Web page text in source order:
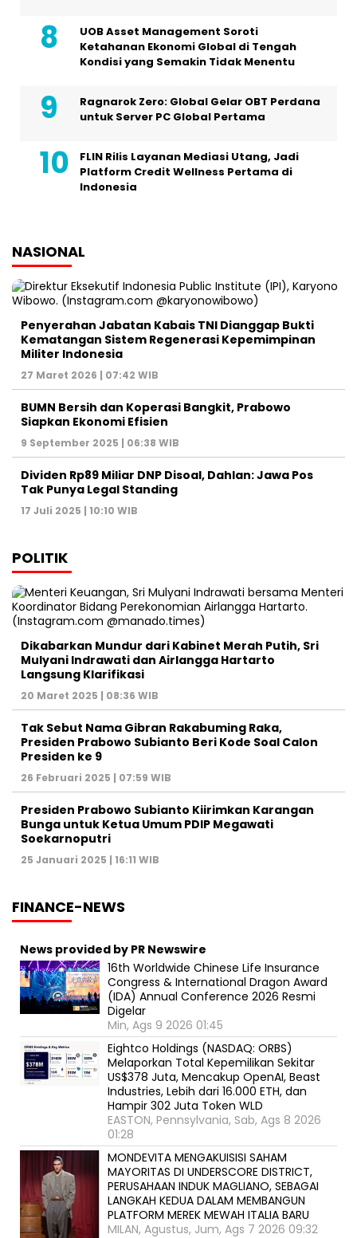
UOB Asset Management Soroti
Ketahanan Ekonomi Global di Tengah
Kondisi yang Semakin Tidak Menentu
Ragnarok Zero: Global Gelar OBT Perdana
untuk Server PC Global Pertama
FLIN Rilis Layanan Mediasi Utang, Jadi
Platform Credit Wellness Pertama di
Indonesia
NASIONAL
Penyerahan Jabatan Kabais TNI Dianggap Bukti
Kematangan Sistem Regenerasi Kepemimpinan
Militer Indonesia
27 Maret 2026 | 07:42 WIB
BUMN Bersih dan Koperasi Bangkit, Prabowo
Siapkan Ekonomi Efisien
9 September 2025 | 06:38 WIB
Dividen Rp89 Miliar DNP Disoal, Dahlan: Jawa Pos
Tak Punya Legal Standing
17 Juli 2025 | 10:10 WIB
POLITIK
Dikabarkan Mundur dari Kabinet Merah Putih, Sri
Mulyani Indrawati dan Airlangga Hartarto
Langsung Klarifikasi
20 Maret 2025 | 08:36 WIB
Tak Sebut Nama Gibran Rakabuming Raka,
Presiden Prabowo Subianto Beri Kode Soal Calon
Presiden ke 9
26 Februari 2025 | 07:59 WIB
Presiden Prabowo Subianto Kiirimkan Karangan
Bunga untuk Ketua Umum PDIP Megawati
Soekarnoputri
25 Januari 2025 | 16:11 WIB
FINANCE-NEWS
News provided by PR Newswire
16th Worldwide Chinese Life Insurance
Congress & International Dragon Award
(IDA) Annual Conference 2026 Resmi
Digelar
Min, Ags 9 2026 01:45
Eightco Holdings (NASDAQ: ORBS)
Melaporkan Total Kepemilikan Sekitar
US$378 Juta, Mencakup OpenAI, Beast
Industries, Lebih dari 16.000 ETH, dan
Hampir 302 Juta Token WLD
EASTON, Pennsylvania, Sab, Ags 8 2026
01:28
MONDEVITA MENGAKUISISI SAHAM
MAYORITAS DI UNDERSCORE DISTRICT,
PERUSAHAAN INDUK MAGLIANO, SEBAGAI
LANGKAH KEDUA DALAM MEMBANGUN
PLATFORM MEREK MEWAH ITALIA BARU
MILAN, Agustus, Jum, Ags 7 2026 09:32